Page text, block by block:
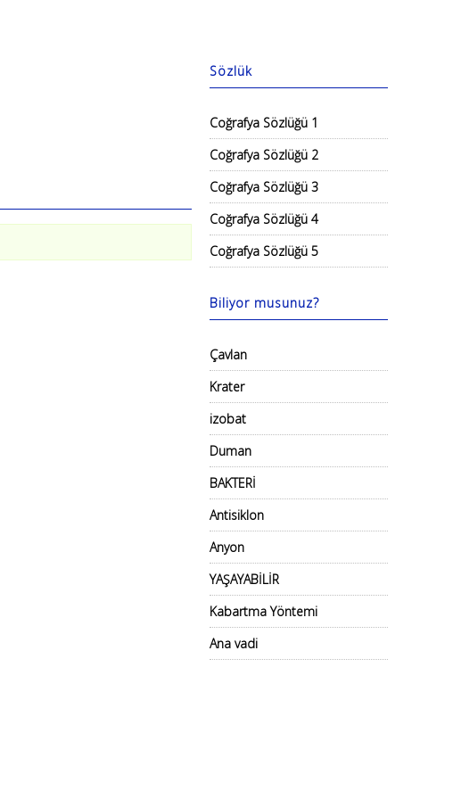
Sözlük
Coğrafya Sözlüğü 1
Coğrafya Sözlüğü 2
Coğrafya Sözlüğü 3
Coğrafya Sözlüğü 4
Coğrafya Sözlüğü 5
Biliyor musunuz?
Çavlan
Krater
izobat
Duman
BAKTERİ
Antisiklon
Anyon
YAŞAYABİLİR
Kabartma Yöntemi
Ana vadi